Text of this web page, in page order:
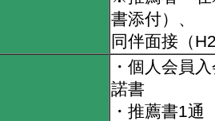
書添付）、
同伴面接（
・個人会員
諾書
・推薦書1通